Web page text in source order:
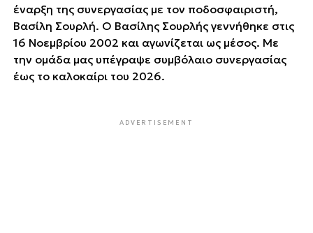
έναρξη της συνεργασίας με τον ποδοσφαιριστή,
Βασίλη Σουρλή. Ο Βασίλης Σουρλής γεννήθηκε στις
16 Νοεμβρίου 2002 και αγωνίζεται ως μέσος. Με
την ομάδα μας υπέγραψε συμβόλαιο συνεργασίας
έως το καλοκαίρι του 2026.
ADVERTISEMENT